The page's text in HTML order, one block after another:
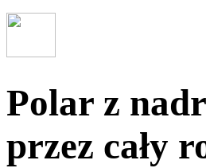
Polar z
przez cały